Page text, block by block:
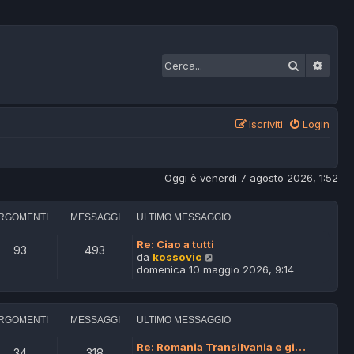
Cerca
Login
Iscriviti
Oggi è venerdì 7 agosto 2026, 1:52
MESSAGGI ULTIMO MESSAGGIO
93 493
Re: Ciao a tutti
da kossovic
e
i
u
l
i
domenica 10 maggio 2026, 9:14
MESSAGGI ULTIMO MESSAGGIO
Re: Romania Transilvania e gi…